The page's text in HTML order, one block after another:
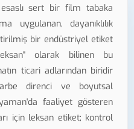
sert bir film tabaka
uygulanan, dayanıklılık
bir endüstriyel etiket
olarak bilinen bu
ticari adlarından biridir
direnci ve boyutsal
faaliyet gösteren
için leksan etiket; kontrol